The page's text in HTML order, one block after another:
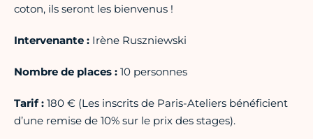
coton, ils seront les bienvenus !
Intervenante : Irène Ruszniewski
Nombre de places : 10 personnes
Tarif : 180 € (Les inscrits de Paris-Ateliers bénéficient
d’une remise de 10% sur le prix des stages).